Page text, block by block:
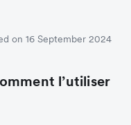
on 16 September 2024
l’utiliser